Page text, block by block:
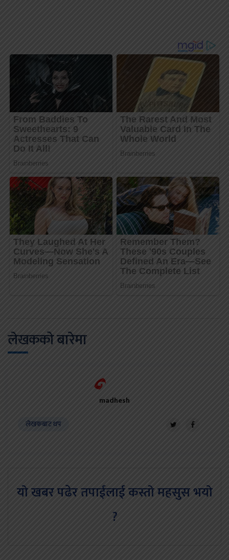
लेखकको बारेमा
madhesh
लेखकबाट थप
यो खबर पढेर तपाईलाई कस्तो महसुस भयो
?